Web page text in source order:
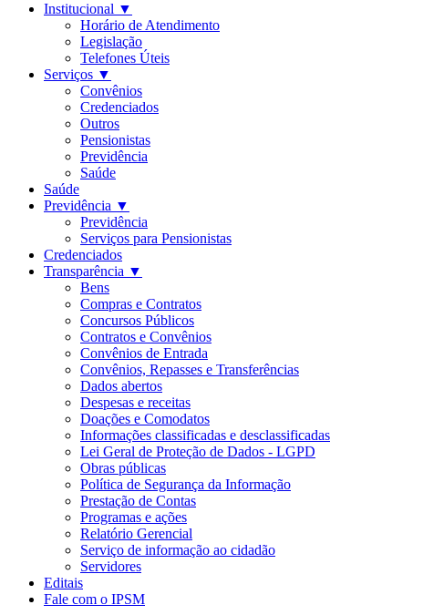
Institucional ▼
Horário de Atendimento
Legislação
Telefones Úteis
Serviços ▼
Convênios
Credenciados
Outros
Pensionistas
Previdência
Saúde
Saúde
Previdência ▼
Previdência
Serviços para Pensionistas
Credenciados
Transparência ▼
Bens
Compras e Contratos
Concursos Públicos
Contratos e Convênios
Convênios de Entrada
Convênios, Repasses e Transferências
Dados abertos
Despesas e receitas
Doações e Comodatos
Informações classificadas e desclassificadas
Lei Geral de Proteção de Dados - LGPD
Obras públicas
Política de Segurança da Informação
Prestação de Contas
Programas e ações
Relatório Gerencial
Serviço de informação ao cidadão
Servidores
Editais
Fale com o IPSM